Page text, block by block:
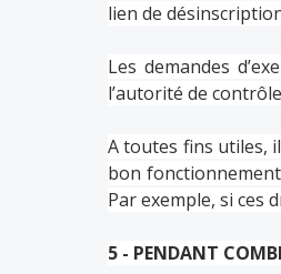
lien de
Les demandes
l’autorité de
A toutes fins utiles,
bon
Par exemple, si ces
5 - PENDANT